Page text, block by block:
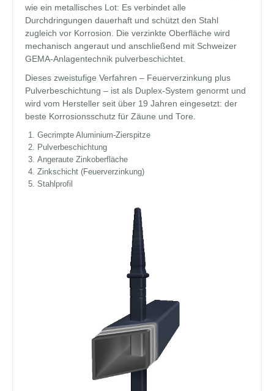
wie ein metallisches Lot: Es verbindet alle
Durchdringungen dauerhaft und schützt den Stahl
zugleich vor Korrosion. Die verzinkte Oberfläche wird
mechanisch angeraut und anschließend mit Schweizer
GEMA-Anlagentechnik pulverbeschichtet.
Dieses zweistufige Verfahren – Feuerverzinkung plus
Pulverbeschichtung – ist als Duplex-System genormt und
wird vom Hersteller seit über 19 Jahren eingesetzt: der
beste Korrosionsschutz für Zäune und Tore.
Gecrimpte Aluminium-Zierspitze
Pulverbeschichtung
Angeraute Zinkoberfläche
Zinkschicht (Feuerverzinkung)
Stahlprofil